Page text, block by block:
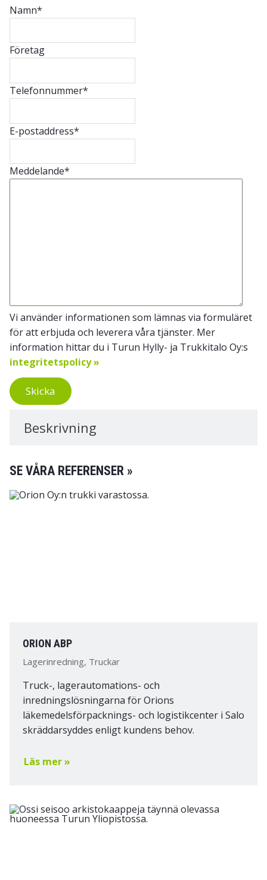
Namn*
Företag
Telefonnummer*
E-postaddress*
Meddelande*
Vi använder informationen som lämnas via formuläret
för att erbjuda och leverera våra tjänster. Mer
information hittar du i Turun Hylly- ja Trukkitalo Oy:s
integritetspolicy »
Skicka
Beskrivning
SE VÅRA REFERENSER »
ORION ABP
Lagerinredning, Truckar
Truck-, lagerautomations- och
inredningslösningarna för Orions
läkemedelsförpacknings- och logistikcenter i Salo
skräddarsyddes enligt kundens behov.
Läs mer »